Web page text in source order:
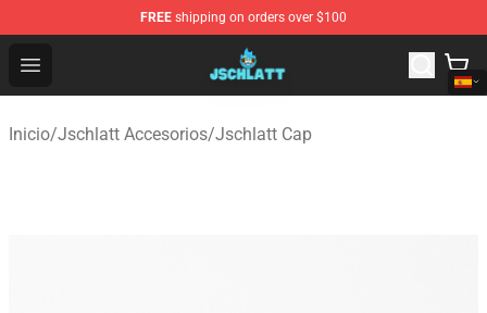
FREE shipping on orders over $100
Open menu
Jschlatt Store - Official Jschlatt Merchandise Shop
Inicio/Jschlatt Accesorios/Jschlatt Cap